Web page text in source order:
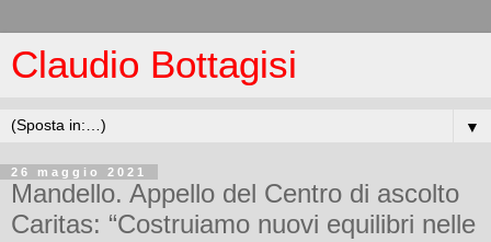
Claudio Bottagisi
▼
26 maggio 2021
Mandello. Appello del Centro di ascolto
Caritas: “Costruiamo nuovi equilibri nelle